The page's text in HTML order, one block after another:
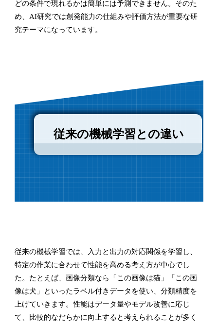
どの条件で現れるかは簡単には予測できません。そのた
め、AI研究では創発能力の仕組みや評価方法が重要な研
究テーマになっています。
従来の機械学習との違い
従来の機械学習では、入力と出力の対応関係を学習し、
特定の作業に合わせて性能を高める考え方が中心でし
た。たとえば、画像分類なら「この画像は猫」「この画
像は犬」といったラベル付きデータを使い、分類精度を
上げていきます。性能はデータ量やモデル改善に応じ
て、比較的なだらかに向上すると考えられることが多く